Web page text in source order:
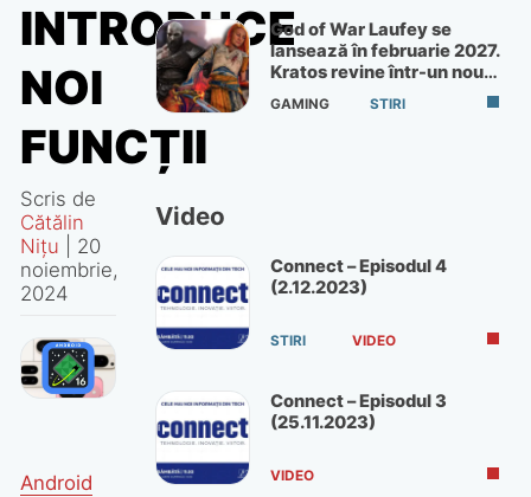
INTRODUCE
NOI
FUNCȚII
Scris de
Cătălin
Nițu
20
noiembrie,
2024
Android
God of War Laufey se
lansează în februarie 2027.
Kratos revine într-un nou
God of War
GAMING STIRI
Video
Connect – Episodul 4
(2.12.2023)
STIRI VIDEO
Connect – Episodul 3
(25.11.2023)
VIDEO